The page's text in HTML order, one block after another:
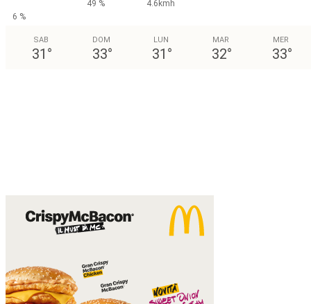
49 %
4.6kmh
6 %
SAB
31 °
DOM
33°
LUN
31 °
MAR
32°
MER
33°